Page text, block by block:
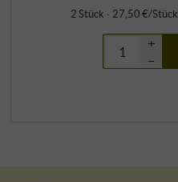
2 Stück · 27,50 €/Stück
+
–